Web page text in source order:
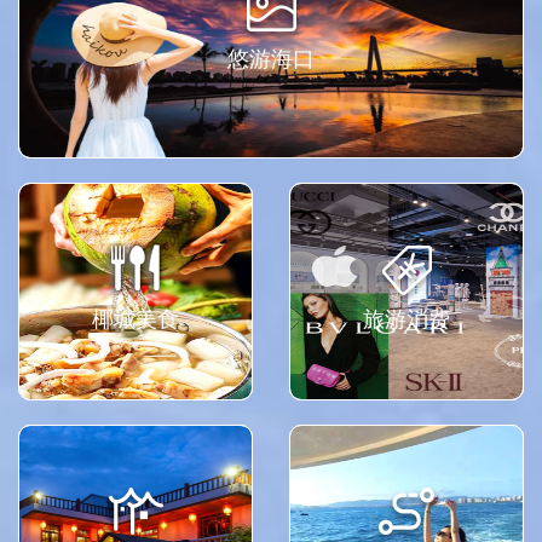
悠游海口
椰城美食 旅游消费